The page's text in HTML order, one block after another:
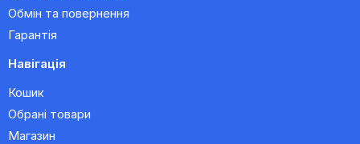
Обмін та повернення
Гарантія
Навігація
Кошик
Обрані товари
Магазин